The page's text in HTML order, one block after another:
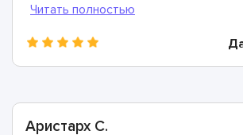
хорошо, огромная им благодарность.
Аристарх С.